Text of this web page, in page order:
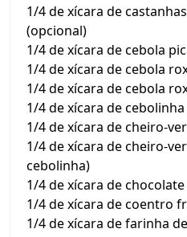
1/4 de xícara de
(opcional)
1/4 de xícara de cebola
1/4 de xícara de cebola
1/4 de xícara de cebola
1/4 de xícara de
1/4 de xícara de cheiro-
1/4 de xícara de cheiro-
cebolinha)
1/4 de xícara de
1/4 de xícara de coentro
1/4 de xícara de farinha